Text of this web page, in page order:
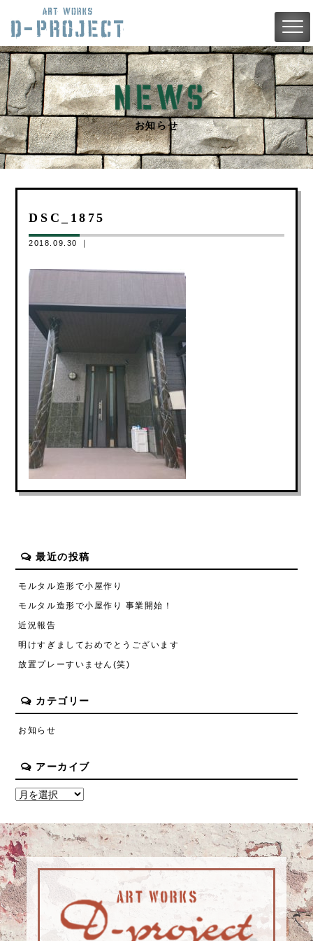
お知らせ
DSC_1875
2018.09.30 ｜
最近の投稿
モルタル造形で小屋作り
モルタル造形で小屋作り 事業開始！
近況報告
明けすぎましておめでとうございます
放置プレーすいません(笑)
カテゴリー
お知らせ
アーカイブ